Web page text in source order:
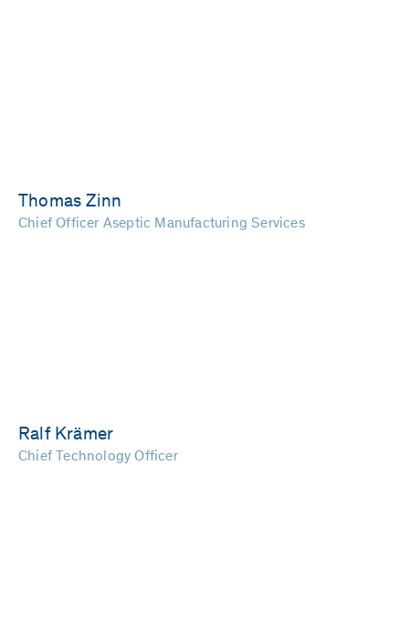
Thomas Zinn
Chief Officer Aseptic Manufacturing Services
Ralf Krämer
Chief Technology Officer